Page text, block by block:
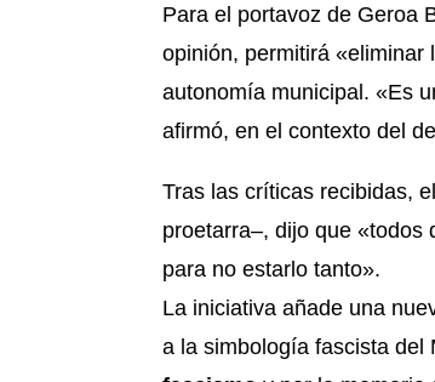
Para el portavoz de Geroa
opinión, permitirá «eliminar
autonomía municipal. «Es
afirmó, en el contexto del
Tras las críticas recibidas,
proetarra–, dijo que «todos
para no estarlo tanto».
La iniciativa añade una
a la simbología fascista del